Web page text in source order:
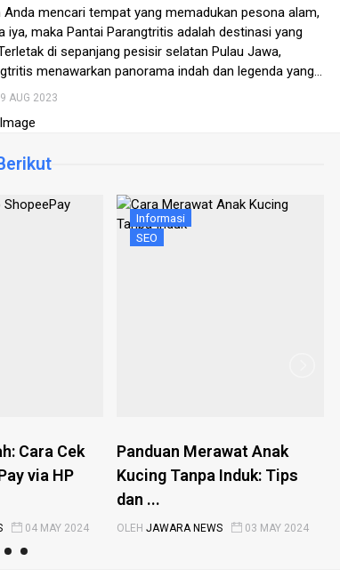
Anda mencari tempat yang memadukan pesona alam,
iya, maka Pantai Parangtritis adalah destinasi yang
di sepanjang pesisir selatan Pulau Jawa,
menawarkan panorama indah dan legenda yang
Anda dalam perjalanan virtual ke keajaiban
Menyambut […]
AUG 2023
Cara Cek
via HP
04 MAY 2024
Informasi
SEO
Panduan Merawat Anak
Kucing Tanpa Induk: Tips
dan ...
OLEHJAWARA NEWS 03 MAY 2024